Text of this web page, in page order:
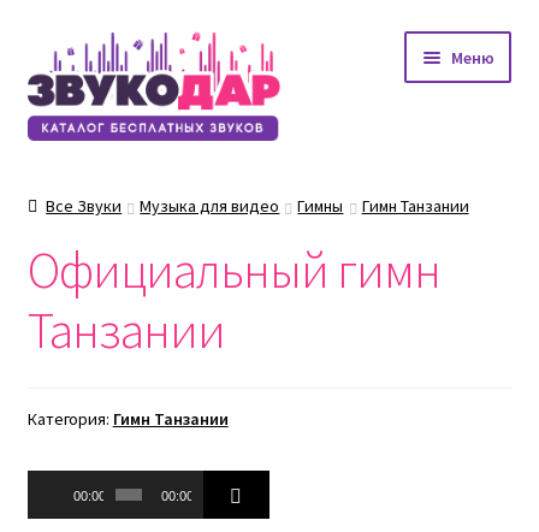
Перейти
к
навигации
Перейти
к
содержимому
Меню
Все Звуки Музыка для видео Гимны Гимн Танзании
Официальный гимн
Танзании
Категория: Гимн Танзании
Аудиоплеер
00:00 00:00